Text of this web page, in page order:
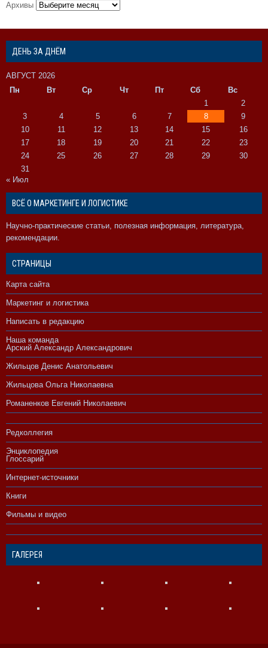
Архивы
ДЕНЬ ЗА ДНЁМ
АВГУСТ 2026
Пн
Вт Ср Чт Пт Сб
Вс
1
2
3
4 5 6 7 8
9
10
11 12 13 14 15
16
17
18 19 20 21 22
23
24
25 26 27 28 29
30
31
« Июл
ВСЁ О МАРКЕТИНГЕ И ЛОГИСТИКЕ
Научно-практические статьи, полезная информация, литература,
рекомендации.
СТРАНИЦЫ
Карта сайта
Маркетинг и логистика
Написать в редакцию
Наша команда
Арский Александр Александрович
Жильцов Денис Анатольевич
Жильцова Ольга Николаевна
Романенков Евгений Николаевич
Редколлегия
Энциклопедия
Глоссарий
Интернет-источники
Книги
Фильмы и видео
ГАЛЕРЕЯ